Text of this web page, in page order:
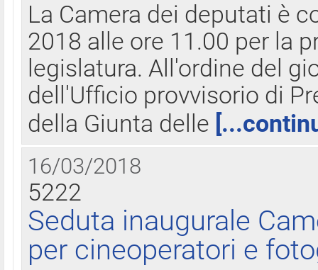
La Camera dei deputati è
2018 alle ore 11.00 per la
legislatura. All'ordine del
dell'Ufficio provvisorio di
della Giunta delle
16/03/2018
5222
Seduta inaugurale
per cineoperatori e